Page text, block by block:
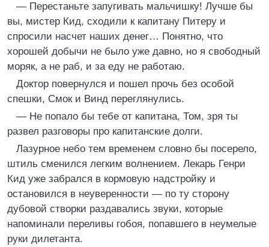
— Перестаньте запугивать мальчишку! Лучше бы
вы, мистер Кид, сходили к капитану Питеру и
спросили насчет наших денег… Понятно, что
хорошей добычи не было уже давно, но я свободный
моряк, а не раб, и за еду не работаю.
Доктор повернулся и пошел прочь без особой
спешки, Смок и Винд переглянулись.
— Не попало бы тебе от капитана, Том, зря ты
развел разговоры про капитанские долги.
Лазурное небо тем временем словно бы посерело,
штиль сменился легким волнением. Лекарь Генри
Кид уже забрался в кормовую надстройку и
остановился в неуверенности — по ту сторону
дубовой створки раздавались звуки, которые
напоминали переливы гобоя, попавшего в неумелые
руки дилетанта.